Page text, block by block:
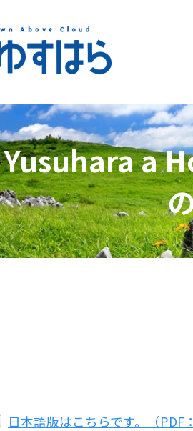
Yusuhara a
日本語版はこちらです。（PDF